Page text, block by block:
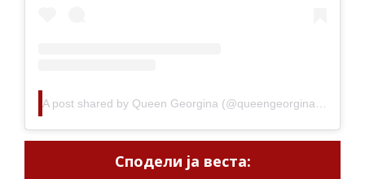
Сподели ја веста: